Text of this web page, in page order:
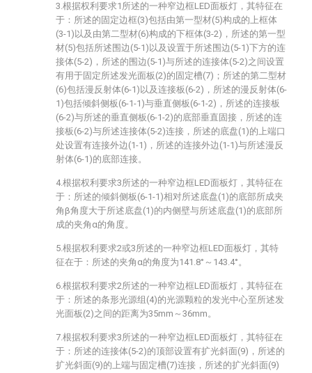
3.根据权利要求1所述的一种窄边框LED面板灯，其特征在
于：所述的固定边框(3)包括由第一型材(5)构成的上框体
(3-1)以及由第二型材(6)构成的下框体(3-2)，所述的第一型
材(5)包括所述围边(5-1)以及设置于所述围边(5-1)下方的连
接体(5-2)，所述的围边(5-1)与所述的连接体(5-2)之间设置
有用于固定所述发光面板(2)的固定槽(7)；所述的第二型材
(6)包括漫反射体(6-1)以及连接板(6-2)，所述的漫反射体(6-
1)包括倾斜侧板(6-1-1)与垂直侧板(6-1-2)，所述的连接板
(6-2)与所述的垂直侧板(6-1-2)的底部垂直固接，所述的连
接板(6-2)与所述连接体(5-2)连接，所述的底盘(1)的上端口
处设置有连接外边(1-1)，所述的连接外边(1-1)与所述漫反
射体(6-1)的底部连接。
4.根据权利要求3所述的一种窄边框LED面板灯，其特征在
于：所述的倾斜侧板(6-1-1)相对所述底盘(1)的底部所成夹
角β角度大于所述底盘(1)的内侧壁与所述底盘(1)的底部所
成的夹角α的角度。
5.根据权利要求2或3所述的一种窄边框LED面板灯，其特
征在于：所述的夹角α的角度为141.8°～143.4°。
6.根据权利要求2所述的一种窄边框LED面板灯，其特征在
于：所述的条形光源组(4)的光源颗粒的发光中心至所述发
光面板(2)之间的距离为35mm～36mm。
7.根据权利要求3所述的一种窄边框LED面板灯，其特征在
于：所述的连接体(5-2)的顶部设置有扩光斜面(9)，所述的
扩光斜面(9)的上端与固定槽(7)连接，所述的扩光斜面(9)